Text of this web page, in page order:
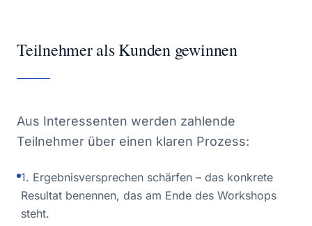
Teilnehmer als Kunden gewinnen
Aus Interessenten werden zahlende
Teilnehmer über einen klaren Prozess:
1. Ergebnisversprechen schärfen – das konkrete
Resultat benennen, das am Ende des Workshops
steht.